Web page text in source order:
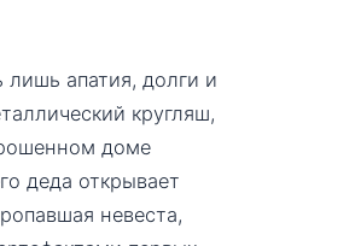
апатия, долги и
кругляш,
доме
деда открывает
невеста,